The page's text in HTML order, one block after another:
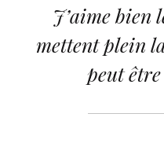
J’aime bien
mettent plein
peut